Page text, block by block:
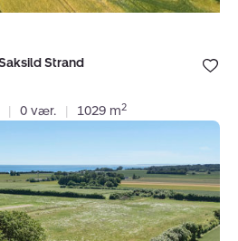
Bolig er
under dine
Strand
| 0 vær. | 1029 m2